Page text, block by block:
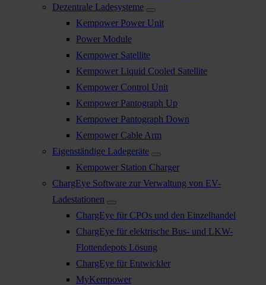
Dezentrale Ladesysteme
Kempower Power Unit
Power Module
Kempower Satellite
Kempower Liquid Cooled Satellite
Kempower Control Unit
Kempower Pantograph Up
Kempower Pantograph Down
Kempower Cable Arm
Eigenständige Ladegeräte
Kempower Station Charger
ChargEye Software zur Verwaltung von EV-
Ladestationen
ChargEye für CPOs und den Einzelhandel
ChargEye für elektrische Bus- und LKW-
Flottendepots Lösung
ChargEye für Entwickler
MyKempower